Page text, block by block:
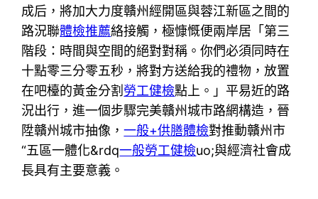
成后，將加大力度贛州經開區與蓉江新區之間的
路況聯體檢推薦絡接觸，極慷慨便兩岸居「第三
階段：時間與空間的絕對對稱。你們必須同時在
十點零三分零五秒，將對方送給我的禮物，放置
在吧檯的黃金分割 勞工健檢點上。」平易近的路
況出行，進一個步驟完美贛州城市路網構造，晉
陞贛州城市抽像，一般+供膳體檢對推動贛州市
“五區一體化&rdq一般勞工健檢uo;與經濟社會成
長具有主要意義。